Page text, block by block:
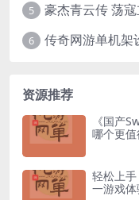
5 豪杰青云传 荡
6 传奇网游单机架
资源推荐
《国产
哪个更值
轻松上
一游戏